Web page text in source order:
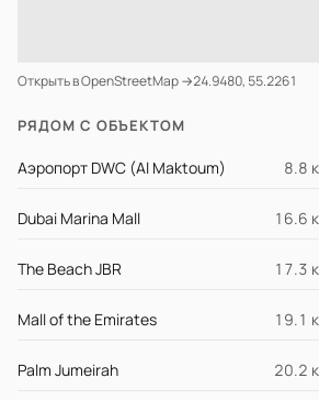
Открыть в OpenStreetMap →24.9480, 55.2261
РЯДОМ С ОБЪЕКТОМ
Аэропорт DWC (Al Maktoum) 8.8
Dubai Marina Mall 16.6
The Beach JBR 17.3
Mall of the Emirates 19.1
Palm Jumeirah 20.2